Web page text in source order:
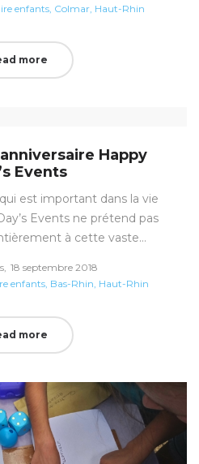
onenfants Colmar Haut-Rhin
more
Happy
Events
est important dans la vie
Events ne prétend pas
à cette vaste…
Posted
on
18 septembre 2018
enfants Bas-Rhin Haut-Rhin
more